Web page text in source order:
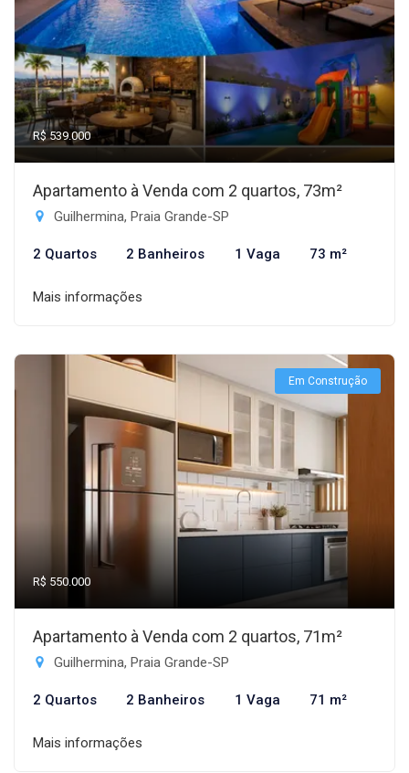
R$ 539.000
Apartamento à Venda com 2 quartos, 73m²
Guilhermina, Praia Grande-SP
2 Quartos 2 Banheiros 1 Vaga 73 m²
Mais informações
Em Construção
R$ 550.000
Apartamento à Venda com 2 quartos, 71m²
Guilhermina, Praia Grande-SP
2 Quartos 2 Banheiros 1 Vaga 71 m²
Mais informações